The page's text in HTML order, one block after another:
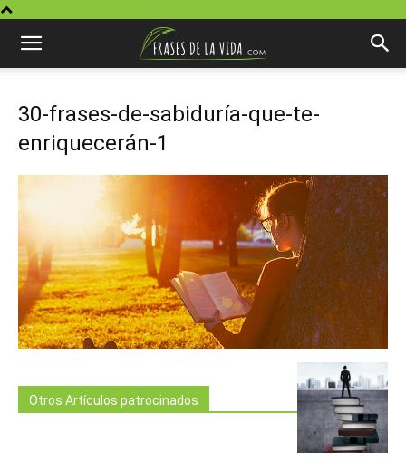
30-frases-de-sabiduría-que-te-
enriquecerán-1
Otros Artículos patrocinados